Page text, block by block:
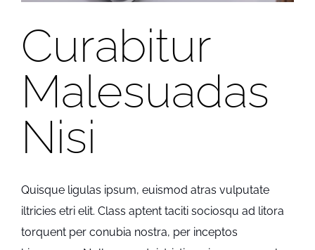
Curabitur
Malesuadas
Nisi
Quisque ligulas ipsum, euismod atras vulputate
iltricies etri elit. Class aptent taciti sociosqu ad litora
torquent per conubia nostra, per inceptos